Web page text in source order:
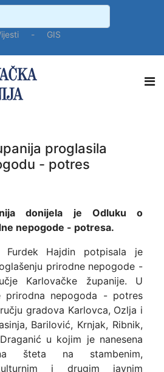
- GIS
proglasila
- potres
donijela je Odluku o
nepogode - potresa.
Furdek Hajdin potpisala je
prirodne nepogode -
Karlovačke županije. U
prirodna nepogoda - potres
gradova Karlovca, Ozlja i
Barilović, Krnjak, Ribnik,
u kojim je nanesena
šteta na stambenim,
i drugim javnim